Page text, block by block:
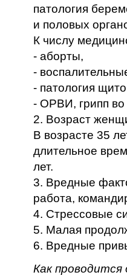
патология
и половых
К числу
- аборты,
-
- патология
- ОРВИ, грипп во
2. Возраст
В возрасте 35
длительное
лет.
3. Вредные
работа,
4. Стрессовые
5. Малая
6. Вредные
Как